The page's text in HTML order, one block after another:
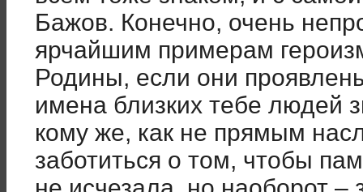
Бажов. Конечно, очень
ярчайшим примерам
Родины, если они
имена близких тебе людей
кому же, как не прямым
заботиться о том, чтобы